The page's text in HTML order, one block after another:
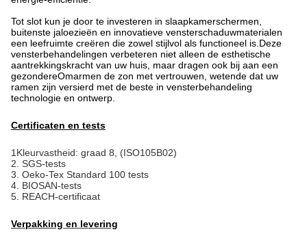
Tot slot kun je door te investeren in slaapkamerschermen,
buitenste jaloezieën en innovatieve vensterschaduwmaterialen
een leefruimte creëren die zowel stijlvol als functioneel is.Deze
vensterbehandelingen verbeteren niet alleen de esthetische
aantrekkingskracht van uw huis, maar dragen ook bij aan een
gezondereOmarmen de zon met vertrouwen, wetende dat uw
ramen zijn versierd met de beste in vensterbehandeling
technologie en ontwerp.
Certificaten en tests
1Kleurvastheid: graad 8, (ISO105B02)
2. SGS-tests
3. Oeko-Tex Standard 100 tests
4. BIOSAN-tests
5. REACH-certificaat
Verpakking en levering